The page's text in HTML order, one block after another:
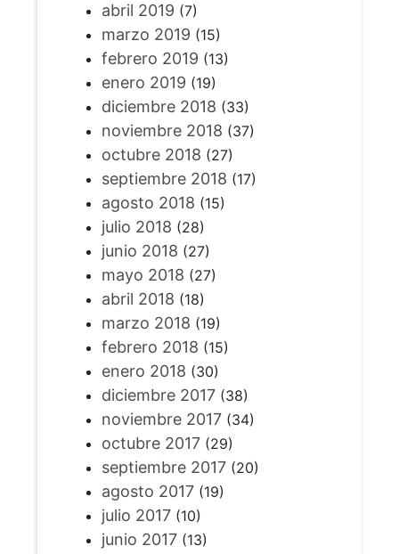
abril 2019 (7)
marzo 2019 (15)
febrero 2019 (13)
enero 2019 (19)
diciembre 2018 (33)
noviembre 2018 (37)
octubre 2018 (27)
septiembre 2018 (17)
agosto 2018 (15)
julio 2018 (28)
junio 2018 (27)
mayo 2018 (27)
abril 2018 (18)
marzo 2018 (19)
febrero 2018 (15)
enero 2018 (30)
diciembre 2017(38)
noviembre 2017(34)
octubre 2017(29)
septiembre 2017(20)
agosto 2017(19)
julio 2017(10)
junio 2017(13)